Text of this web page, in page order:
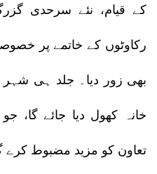
کے قیام، نئے سرحدی
رکاوٹوں کے خاتمے پر
بھی زور دیا۔ جلد ہی شہر
خانہ کھول دیا جائے گا،
تعاون کو مزید مضبوط کرے